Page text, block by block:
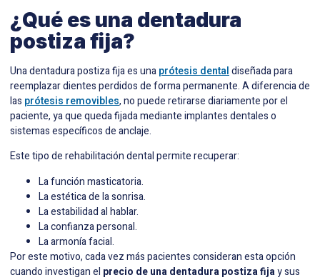
¿Qué es una dentadura
postiza fija?
Una dentadura postiza fija es unaprótesis dentaldiseñada para
reemplazar dientes perdidos de forma permanente. A diferencia de
las prótesis removibles, no puede retirarse diariamente por el
paciente, ya que queda fijada mediante implantes dentales o
sistemas específicos de anclaje.
Este tipo de rehabilitación dental permite recuperar:
La función masticatoria.
La estética de la sonrisa.
La estabilidad al hablar.
La confianza personal.
La armonía facial.
Por este motivo, cada vez más pacientes consideran esta opción
cuando investigan el precio de una dentadura postiza fijay sus